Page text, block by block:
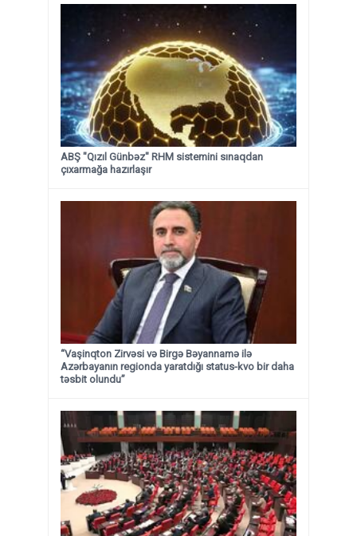
ABŞ "Qızıl Günbəz" RHM sistemini sınaqdan
çıxarmağa hazırlaşır
“Vaşinqton Zirvəsi və Birgə Bəyannamə ilə
Azərbayanın regionda yaratdığı status-kvo bir daha
təsbit olundu”